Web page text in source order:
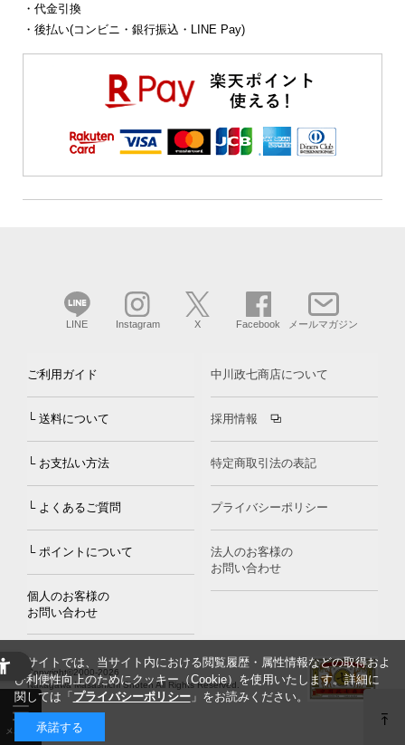
・代金引換
・後払い(コンビニ・銀行振込・LINE Pay)
LINE Instagram X Facebook メールマガジン
ご利用ガイド
└ 送料について
└ お支払い方法
└ よくあるご質問
└ ポイントについて
個人のお客様の
お問い合わせ
中川政七商店について
採用情報
特定商取引法の表記
プライバシーポリシー
法人のお客様の
お問い合わせ
Copyright©2000-2026
Nakagawa Masashichi Shoten All Rights Reserved.
当サイトでは、当サイト内における閲覧履歴・属性情報などの取得およ
び利便性向上のためにクッキー（Cookie）を使用いたします。詳細に
関しては「 プライバシーポリシー」をお読みください。
承諾する